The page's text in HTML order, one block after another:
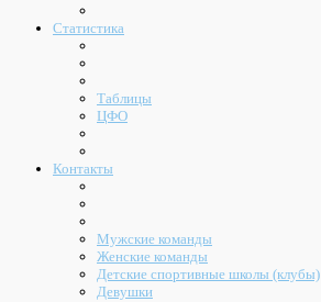
Статистика
Таблицы
ЦФО
Контакты
Мужские команды
Женские команды
Детские спортивные школы (клубы)
Девушки